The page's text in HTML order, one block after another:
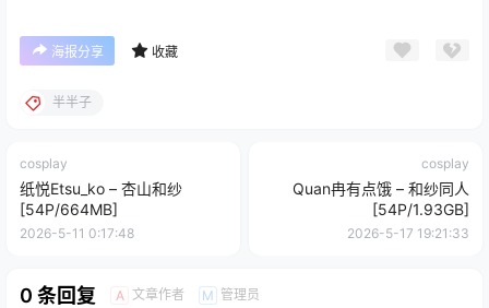
海报分享 收藏
半半子
cosplay
纸悦Etsu_ko – 杏山和纱
[54P/664MB]
2026-5-11 0:17:48
cosplay
Quan冉有点饿 – 和纱同人
[54P/1.93GB]
2026-5-17 19:21:33
0 条回复 A 文章作者 M 管理员